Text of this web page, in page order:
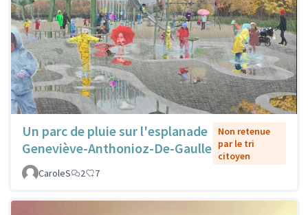
Un parc de pluie sur l'esplanade
Geneviève-Anthonioz-De-Gaulle
Non retenue
par le tri
citoyen
CaroleS
2 7